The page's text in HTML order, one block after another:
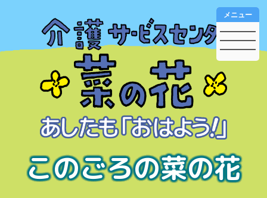
このごろの菜の花
メニュー